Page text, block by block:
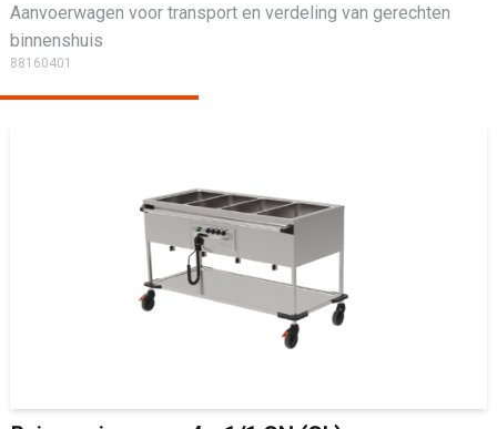
Aanvoerwagen voor transport en verdeling van gerechten
binnenshuis
88160401